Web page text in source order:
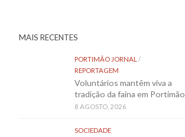
MAIS RECENTES
PORTIMÃO JORNAL /
REPORTAGEM
Voluntários mantêm viva a
tradição da faina em Portimão
8 AGOSTO, 2026
SOCIEDADE